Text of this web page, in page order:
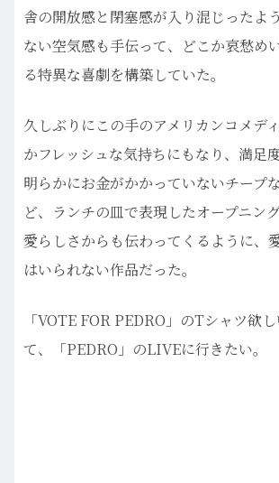
舎の開放感と閉塞感が入り混じったよ
ない空気感も手伝って、どこか哀愁め
る特異な喜劇を構築していた。
久しぶりにこの手のアメリカンコメデ
かフレッシュな気持ちにもなり、満足度
明らかにお金がかかっていないチープ
ど、ランチの皿で表現したオープニン
愛らしさからも伝わってくるように、
はいられない作品だった。
「VOTE FOR PEDRO 」のTシャツ欲
て、「PEDRO 」のLIVEに行きたい。